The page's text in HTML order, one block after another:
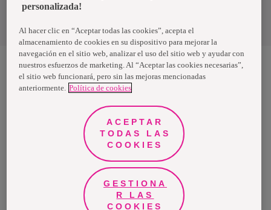
Política de privacidad de datos
Nosotras, una marca de Essity - una compañía global líder en
higiene y salud. Cada día, mil millones de personas, en todo el
propósito es romper barreras por el bienestar en beneficio de
consumidores, pacientes, cuidadores, clientes y la sociedad en
general. Vendemos en aproximadamente 150 países bajo las
principales marcas globales TENA y Tork, así como otras marcas
como Actimove, Cutimed, JOBST, Knix, Leukoplast, Libero, Libresse,
Lotus, Modibodi, Nosotras, Saba, Tempo, TOM Organic y Zewa. En
2024, Essity tuvo ventas de aproximadamente 13 mil millones de
euros y empleó a 36,000 personas. La sede de la compañía está
ubicada en Estocolmo, Suecia, y Essity cotiza en Nasdaq Estocolmo.
Más información enwww.essity.com.
personalizada!
Al hacer clic en “Aceptar todas las cookies”, acepta el
almacenamiento de cookies en su dispositivo para mejorar la
navegación en el sitio web, analizar el uso del sitio web y ayudar con
nuestros esfuerzos de marketing. Al “Aceptar las cookies necesarias”,
el sitio web funcionará, pero sin las mejoras mencionadas
anteriormente. Política de cookies
ACEPTAR
TODAS LAS
COOKIES
GESTIONA
R LAS
COOKIES